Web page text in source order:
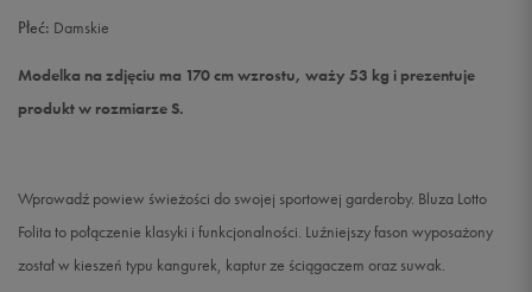
Płeć: Damskie
Modelka na zdjęciu ma 170 cm wzrostu, waży 53 kg i prezentuje
produkt w rozmiarze S.
Wprowadź powiew świeżości do swojej sportowej garderoby. Bluza Lotto
Folita to połączenie klasyki i funkcjonalności. Luźniejszy fason wyposażony
został w kieszeń typu kangurek, kaptur ze ściągaczem oraz suwak.